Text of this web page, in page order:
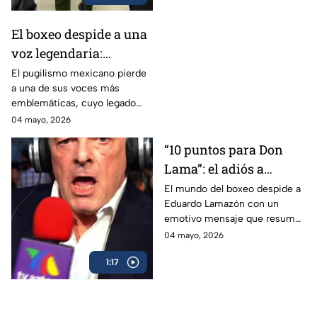
El boxeo despide a una
voz legendaria:
Eduardo Lamazón
El pugilismo mexicano pierde
a una de sus voces más
emblemáticas, cuyo legado
marcó a generaciones.
04 mayo, 2026
1:17
“10 puntos para Don
Lama”: el adiós a
Eduardo Lamazón
El mundo del boxeo despide a
Eduardo Lamazón con un
emotivo mensaje que resume
su legado imborrable.
04 mayo, 2026